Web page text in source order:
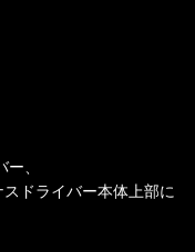
、
ドライバー本体上部に